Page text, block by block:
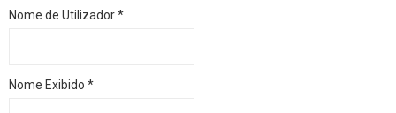
Nome de Utilizador*
Nome Exibido *